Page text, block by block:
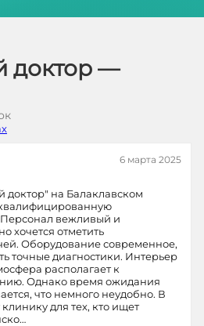
доктор —
6 марта 2025
доктор" на Балаклавском
вежливый и
хочется отметить
Оборудование современное,
точные диагностики. Интерьер
располагает к
Однако время ожидания
что немного неудобно. В
для тех, кто ищет